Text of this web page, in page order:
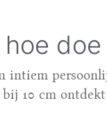
intiem
bij 10 cm